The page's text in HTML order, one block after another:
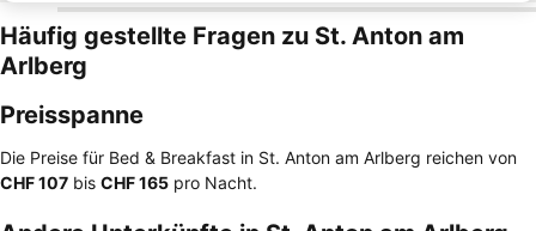
Häufig gestellte Fragen zu St. Anton am
Arlberg
Preisspanne
Die Preise für Bed & Breakfast in St. Anton am Arlberg reichen von
‎CHF 107 bis ‎CHF 165 pro Nacht.